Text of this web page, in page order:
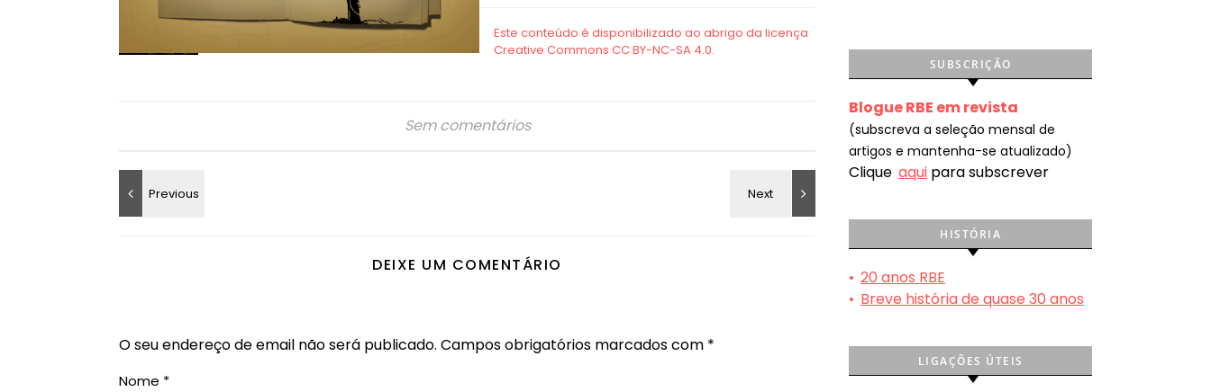
Sem comentários
DEIXE UM COMENTÁRIO
O seu endereço de email não será publicado. Campos obrigatórios marcados com *
Nome *
SUBSCRIÇÃO
Blogue RBE em revista
(subscreva a seleção mensal de
artigos e mantenha-se atualizado)
Clique aqui para subscrever
HISTÓRIA
• 20 anos RBE
• Breve história de quase 30 anos
LIGAÇÕES ÚTEIS